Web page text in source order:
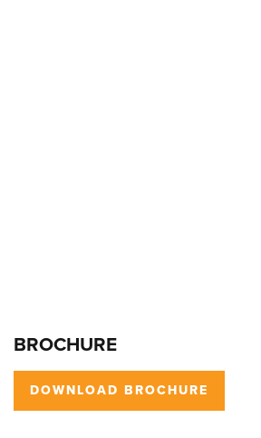
BROCHURE
DOWNLOAD BROCHURE